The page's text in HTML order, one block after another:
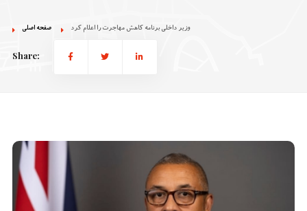
صفحه اصلی وزیر داخلی برنامه کاهش مهاجرت را اعلام کرد
Share: